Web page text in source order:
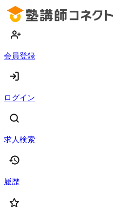
会員登録
ログイン
求人検索
履歴